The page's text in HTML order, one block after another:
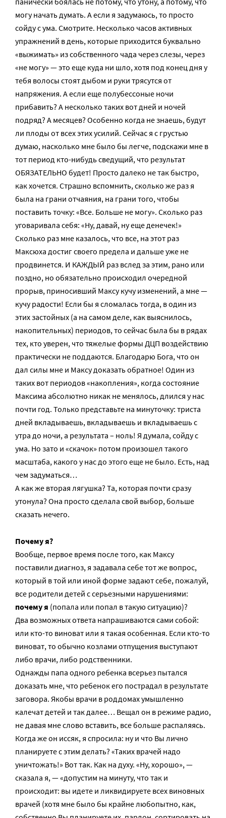
могу начать думать. А если я задумаюсь, то просто
сойду с ума. Смотрите. Несколько часов активных
упражнений в день, которые приходится буквально
«выжимать» из собственного чада через слезы, через
«не могу» — это еще куда ни шло, хотя под конец дня у
тебя волосы стоят дыбом и руки трясутся от
напряжения. А если еще полубессоные ночи
прибавить? А несколько таких вот дней и ночей
подряд? А месяцев? Особенно когда не знаешь, будут
ли плоды от всех этих усилий. Сейчас я с грустью
думаю, насколько мне было бы легче, подскажи мне в
тот период кто-нибудь сведущий, что результат
ОБЯЗАТЕЛЬНО будет! Просто далеко не так быстро,
как хочется. Страшно вспомнить, сколько же раз я
была на грани отчаяния, на грани того, чтобы
поставить точку: «Все. Больше не могу». Сколько раз
уговаривала себя: «Ну, давай, ну еще денечек!»
Сколько раз мне казалось, что все, на этот раз
Максюха достиг своего предела и дальше уже не
продвинется. И КАЖДЫЙ раз вслед за этим, рано или
поздно, но обязательно происходил очередной
прорыв, приносивший Максу кучу изменений, а мне —
кучу радости! Если бы я сломалась тогда, в один из
этих застойных (а на самом деле, как выяснилось,
накопительных) периодов, то сейчас была бы в рядах
тех, кто уверен, что тяжелые формы ДЦП воздействию
практически не поддаются. Благодарю Бога, что он
дал силы мне и Максу доказать обратное! Один из
таких вот периодов «накопления», когда состояние
Максима абсолютно никак не менялось, длился у нас
почти год. Только представьте на минуточку: триста
дней вкладываешь, вкладываешь и вкладываешь с
утра до ночи, а результата – ноль! Я думала, сойду с
ума. Но зато и «скачок» потом произошел такого
масштаба, какого у нас до этого еще не было. Есть, над
чем задуматься…
А как же вторая лягушка? Та, которая почти сразу
утонула? Она просто сделала свой выбор, больше
сказать нечего.
Почему я?
Вообще, первое время после того, как Максу
поставили диагноз, я задавала себе тот же вопрос,
который в той или иной форме задают себе, пожалуй,
все родители детей с серьезными нарушениями:
почему я (попала или попал в такую ситуацию)?
Два возможных ответа напрашиваются сами собой:
или кто-то виноват или я такая особенная. Если кто-то
виноват, то обычно козлами отпущения выступают
либо врачи, либо родственники.
Однажды папа одного ребенка всерьез пытался
доказать мне, что ребенок его пострадал в результате
заговора. Якобы врачи в роддомах умышленно
калечат детей и так далее… Вещал он в режиме радио,
не давая мне слово вставить, все больше распаляясь.
Когда же он иссяк, я спросила: ну и что Вы лично
планируете с этим делать? «Таких врачей надо
уничтожать!» Вот так. Как на духу. «Ну, хорошо», —
сказала я, — «допустим на минуту, что так и
происходит: вы идете и ликвидируете всех виновных
врачей (хотя мне было бы крайне любопытно, как,